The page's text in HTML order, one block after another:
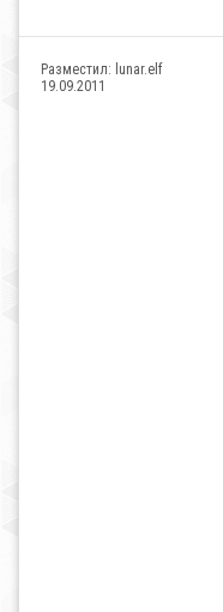
Разместил: lunar.elf
19.09.2011